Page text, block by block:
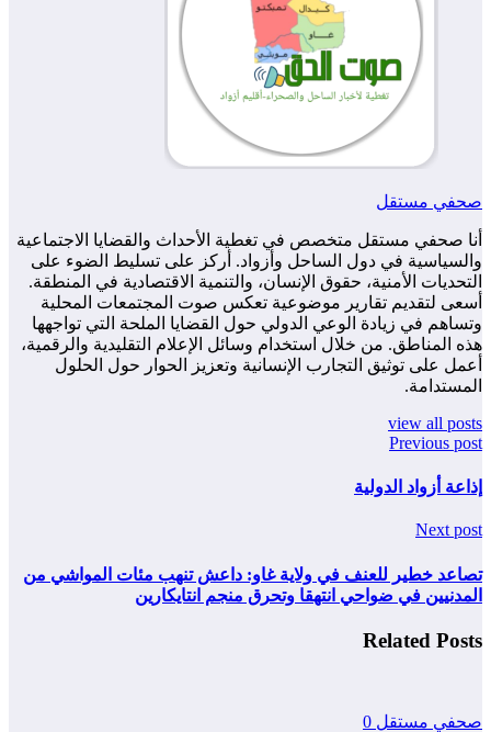
صحفي مستقل
أنا صحفي مستقل متخصص في تغطية الأحداث والقضايا الاجتماعية
والسياسية في دول الساحل وأزواد. أركز على تسليط الضوء على
التحديات الأمنية، حقوق الإنسان، والتنمية الاقتصادية في المنطقة.
أسعى لتقديم تقارير موضوعية تعكس صوت المجتمعات المحلية
وتساهم في زيادة الوعي الدولي حول القضايا الملحة التي تواجهها
هذه المناطق. من خلال استخدام وسائل الإعلام التقليدية والرقمية،
أعمل على توثيق التجارب الإنسانية وتعزيز الحوار حول الحلول
المستدامة.
view all posts
Previous post
إذاعة أزواد الدولية
Next post
تصاعد خطير للعنف في ولاية غاو: داعش تنهب مئات المواشي من
المدنيين في ضواحي انتهقا وتحرق منجم انتايكارين
Related Posts
صحفي مستقل 0